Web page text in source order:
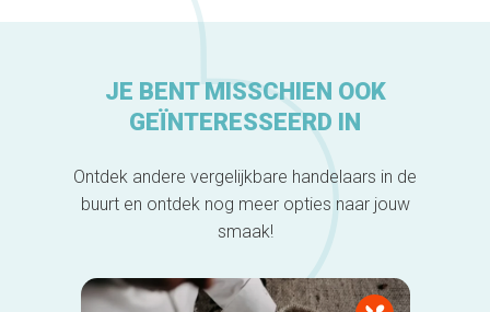
JE BENT MISSCHIEN OOK
GEÏNTERESSEERD IN
Ontdek andere vergelijkbare handelaars in de
buurt en ontdek nog meer opties naar jouw
smaak!